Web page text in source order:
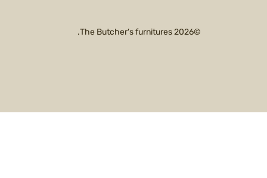
©2026 The Butcher's furnitures.